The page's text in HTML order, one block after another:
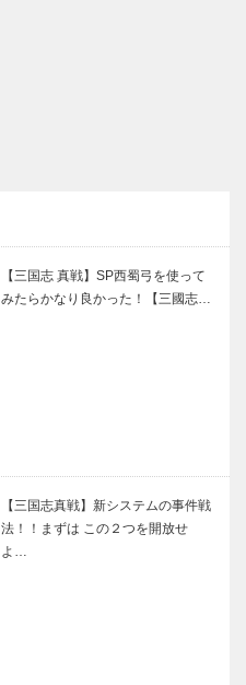
【三国志 真戦】SP西蜀弓を使って
みたらかなり良かった！【三國志…
【三国志真戦】新システムの事件戦
法！！まずは この２つを開放せ
よ…